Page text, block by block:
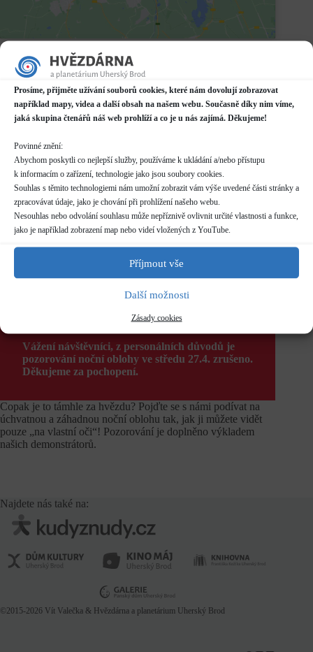
Prosíme, přijměte užívání souborů cookies, které nám dovolují zobrazovat
například mapy, videa a další obsah na našem webu. Současně díky nim víme,
jaká skupina čtenářů náš web prohlíží a co je u nás zajímá. Děkujeme!
Povinné znění:
Abychom poskytli co nejlepší služby, používáme k ukládání a/nebo přístupu
k informacím o zařízení, technologie jako jsou soubory cookies.
Souhlas s těmito technologiemi nám umožní zobrazit vám výše uvedené části stránky a
zpracovávat údaje, jako je chování při prohlížení našeho webu.
Nesouhlas nebo odvolání souhlasu může nepříznivě ovlivnit určité vlastnosti a funkce,
jako je například zobrazení map nebo videí vložených z YouTube.
Příjmout vše
Další možnosti
Zásady cookies
Datum / čas
27.04.2022
20:00 - 22:00
Místo konání
Hvězdárna
Kategorie
Pravidelné akce
Rezervace
není nutná
Vstupné
Vážení návštěvníci, z personálních důvodů je
pozorování noční oblohy ve středu 27.4. zrušeno.
Děkujeme za pochopení.
Copak je to támhle za hvězdu? Pojďte se s námi podívat na
úchvatnou a záhadnou noční oblohu tak, jak ji můžete vidět
pouze „na vlastní oči“! Pozorování je doplněno výkladem
našich demonstrátorů.
Najdete nás také na:
©2015-2026 Vít Valečka & Hvězdárna a planetárium Uherský Brod